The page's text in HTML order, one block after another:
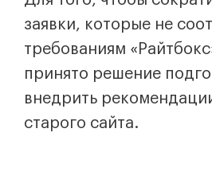
заявки, которые не
требованиям
принято решение
внедрить
старого сайта.